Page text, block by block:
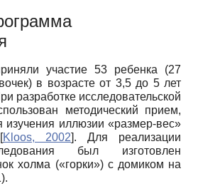
участие 53 ребенка (27
в возрасте от 3,5 до 5 лет
разработке исследовательской
методический прием,
изучения иллюзии «размер-вес»
[Kloos, 2002]. Для реализации
был изготовлен
холма («горки») с домиком на